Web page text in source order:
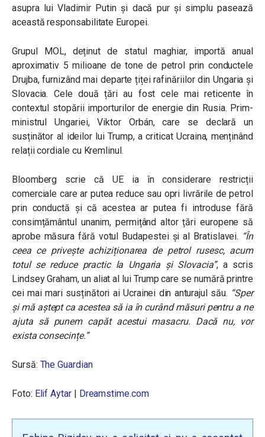
asupra lui Vladimir Putin și dacă pur și simplu pasează
această responsabilitate Europei.
Grupul MOL, deținut de statul maghiar, importă anual
aproximativ 5 milioane de tone de petrol prin conductele
Drujba, furnizând mai departe țiței rafinăriilor din Ungaria și
Slovacia. Cele două țări au fost cele mai reticente în
contextul stopării importurilor de energie din Rusia. Prim-
ministrul Ungariei, Viktor Orbán, care se declară un
susținător al ideilor lui Trump, a criticat Ucraina, menținând
relații cordiale cu Kremlinul.
Bloomberg scrie că UE ia în considerare restricții
comerciale care ar putea reduce sau opri livrările de petrol
prin conductă și că acestea ar putea fi introduse fără
consimțământul unanim, permițând altor țări europene să
aprobe măsura fără votul Budapestei și al Bratislavei. “În
ceea ce privește achiziționarea de petrol rusesc, acum
totul se reduce practic la Ungaria și Slovacia”, a scris
Lindsey Graham, un aliat al lui Trump care se numără printre
cei mai mari susținători ai Ucrainei din anturajul său. “Sper
și mă aștept ca acestea să ia în curând măsuri pentru a ne
ajuta să punem capăt acestui masacru. Dacă nu, vor
exista consecințe.”
Sursă: The Guardian
Foto: Elif Aytar| Dreamstime.com